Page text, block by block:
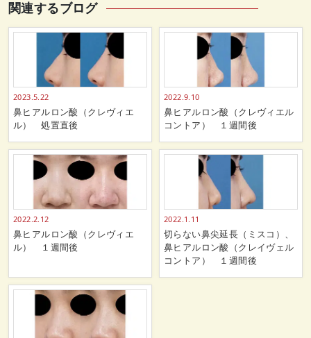
関連するブログ
2023.5.22
鼻ヒアルロン酸（クレヴィエ
ル） 処置直後
2022.9.10
鼻ヒアルロン酸（クレヴィエル
コントア） １週間後
2022.2.12
鼻ヒアルロン酸（クレヴィエ
ル） １週間後
2022.1.11
切らない鼻尖延長（ミスコ）、
鼻ヒアルロン酸（クレイヴェル
コントア） １週間後